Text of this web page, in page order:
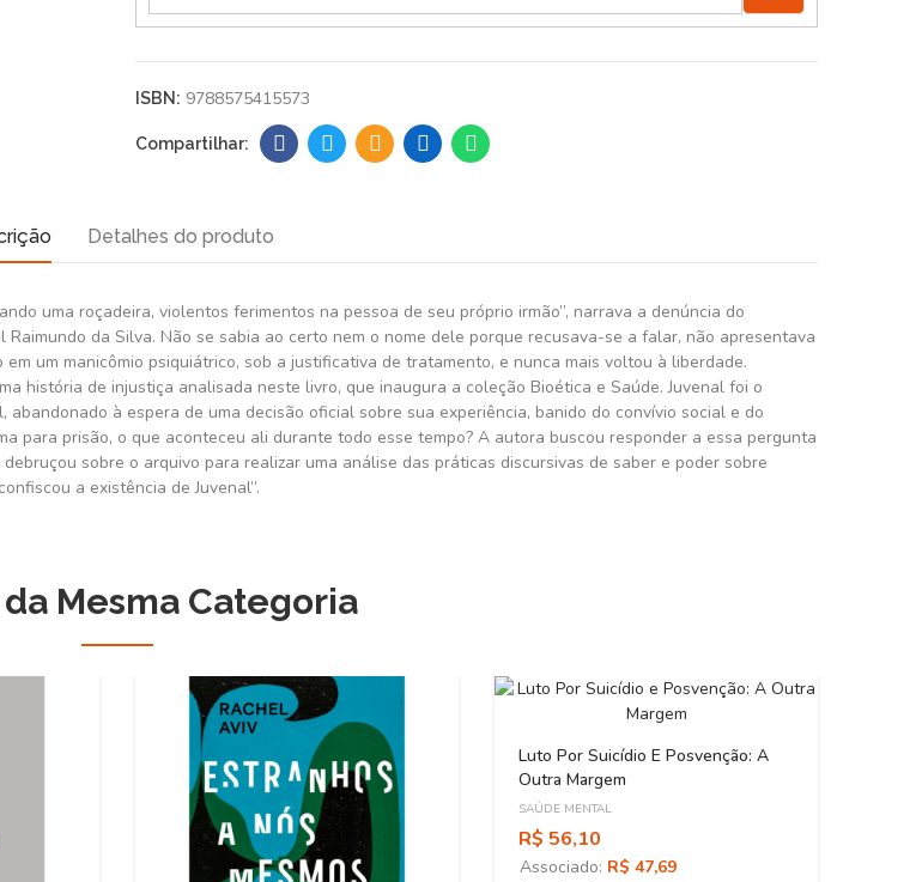
ISBN: 9788575415573
Detalhes do produto
uma roçadeira, violentos ferimentos na pessoa de seu próprio irmão”, narrava a denúncia do
da Silva. Não se sabia ao certo nem o nome dele porque recusava-se a falar, não apresentava
um manicômio psiquiátrico, sob a justificativa de tratamento, e nunca mais voltou à liberdade.
história de injustiça analisada neste livro, que inaugura a coleção Bioética e Saúde. Juvenal foi o
à espera de uma decisão oficial sobre sua experiência, banido do convívio social e do
para prisão, o que aconteceu ali durante todo esse tempo? A autora buscou responder a essa pergunta
sobre o arquivo para realizar uma análise das práticas discursivas de saber e poder sobre
a existência de Juvenal”.
Mesma Categoria
Luto Por Suicídio E Posvenção: A
Outra Margem
SAÚDE MENTAL
R$ 56,10
Associado: R$ 47,69